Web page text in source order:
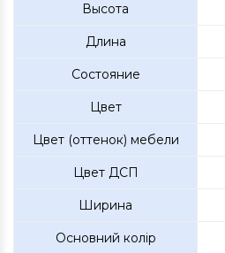
Высота
Длина
Состояние
Цвет
Цвет (оттенок) мебели
Цвет ДСП
Ширина
Основний колір